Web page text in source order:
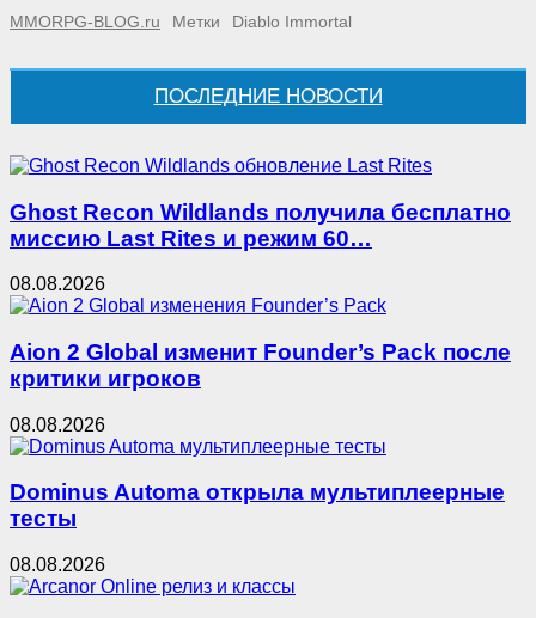
MMORPG-BLOG.ru Метки Diablo Immortal
ПОСЛЕДНИЕ НОВОСТИ
Ghost Recon Wildlands получила бесплатно
миссию Last Rites и режим 60…
08.08.2026
Aion 2 Global изменит Founder’s Pack после
критики игроков
08.08.2026
Dominus Automa открыла мультиплеерные
тесты
08.08.2026